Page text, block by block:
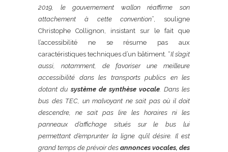
2019, le gouvernement wallon réaffirme son
attachement à cette convention”, souligne
Christophe Collignon, insistant sur le fait que
l’accessibilité ne se résume pas aux
caractéristiques techniques d’un bâtiment. “Il s’agit
aussi, notamment, de favoriser une meilleure
accessibilité dans les transports publics en les
dotant du système de synthèse vocale. Dans les
bus des TEC, un malvoyant ne sait pas où il doit
descendre, ne sait pas lire les horaires ni les
panneaux d’affichage situés sur le bus lui
permettant d’emprunter la ligne qu’il désire. Il est
grand temps de prévoir des annonces vocales, des